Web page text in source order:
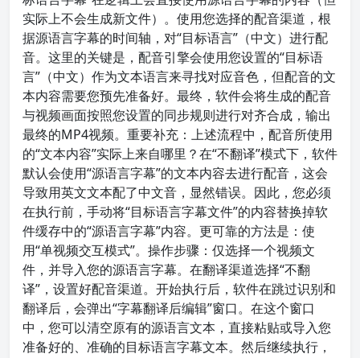
实际上不会生成新文件）。使用您选择的配音渠道，根
据源语言字幕的时间轴，对“目标语言”（中文）进行配
音。这里的关键是，配音引擎会使用您设置的“目标语
言”（中文）作为文本语言来寻找对应音色，但配音的文
本内容需要您预先准备好。最终，软件会将生成的配音
与视频画面按照您设置的同步规则进行对齐合成，输出
最终的MP4视频。重要补充：上述流程中，配音所使用
的“文本内容”实际上来自哪里？在“不翻译”模式下，软件
默认会使用“源语言字幕”的文本内容去进行配音，这会
导致用英文文本配了中文音，显然错误。因此，您必须
在执行前，手动将“目标语言字幕文件”的内容替换掉软
件缓存中的“源语言字幕”内容。更可靠的方法是：使
用“单视频交互模式”。操作步骤：仅选择一个视频文
件，并导入您的源语言字幕。在翻译渠道选择“不翻
译”，设置好配音渠道。开始执行后，软件在跳过识别和
翻译后，会弹出“字幕翻译后编辑”窗口。在这个窗口
中，您可以清空原有的源语言文本，直接粘贴或导入您
准备好的、准确的目标语言字幕文本。然后继续执行，